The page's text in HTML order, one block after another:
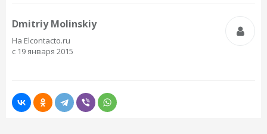
Dmitriy Molinskiy
На Elcontacto.ru
с 19 января 2015